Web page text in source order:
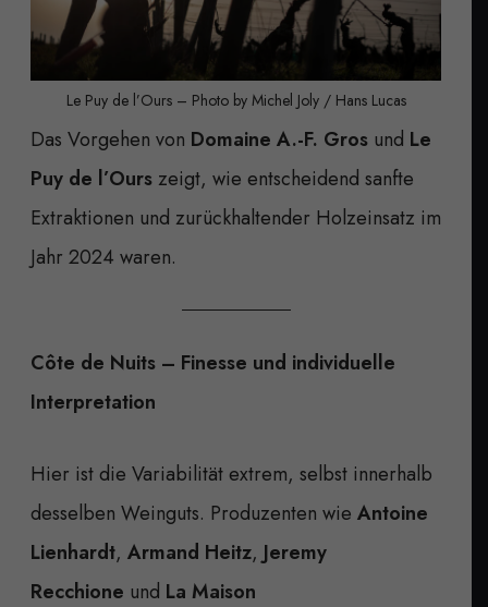
Le Puy de l’Ours – Photo by Michel Joly / Hans Lucas
Das Vorgehen von Domaine A.-F. Gros und Le
Puy de l’Ours zeigt, wie entscheidend sanfte
Extraktionen und zurückhaltender Holzeinsatz im
Jahr 2024 waren.
Côte de Nuits – Finesse und individuelle
Interpretation
Hier ist die Variabilität extrem, selbst innerhalb
desselben Weinguts. Produzenten wie Antoine
Lienhardt, Armand Heitz, Jeremy
Recchione und La Maison